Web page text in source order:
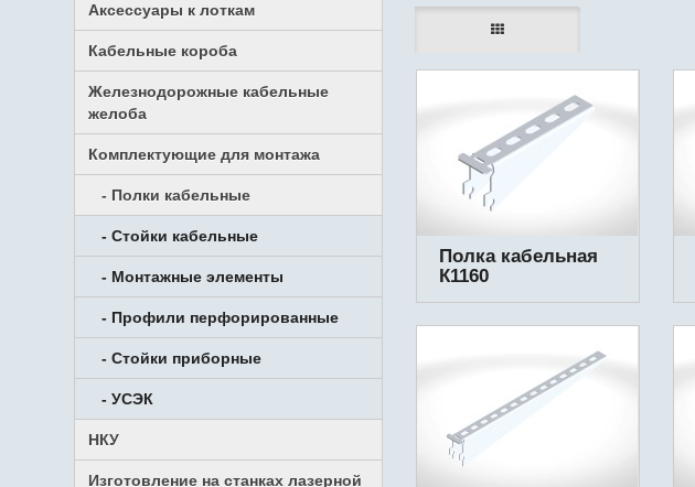
Аксессуары к лоткам
Кабельные короба
Железнодорожные кабельные
желоба
Комплектующие для монтажа
- Полки кабельные
- Стойки кабельные
- Монтажные элементы
- Профили перфорированные
- Стойки приборные
- УСЭК
НКУ
Изготовление на станках лазерной
Полка кабельная
К1160